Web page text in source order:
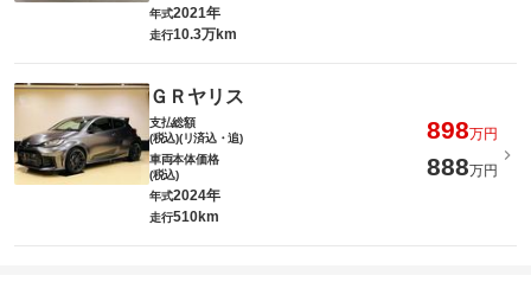
年式2021年
走行10.3万km
ＧＲヤリス
支払総額
(税込)(リ済込・追)
898万円
車両本体価格
(税込)
888万円
年式2024年
走行510km